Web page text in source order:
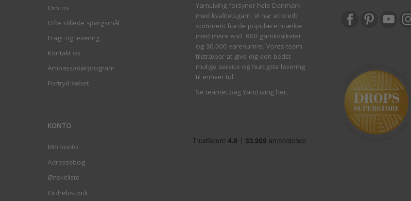
Om os
Ofte stillede spørgsmål
Fragt og levering
Kontakt os
Ambassadørprogram
Fortryd købet
KONTO
Min konto
Adressebog
Ønskeliste
Ordrehistorik
YarnLiving forsyner hele Danmark
med kvalitetsgarn. Vi har et bredt
sortiment fra de populære mærker
med mere end 600 garnkvaliteter
og 30.000 varenumre. Vores team
tilstræber at give dig den bedst
mulige service og hurtigste levering
til enhver tid.
Se teamet bag YarnLiving her.